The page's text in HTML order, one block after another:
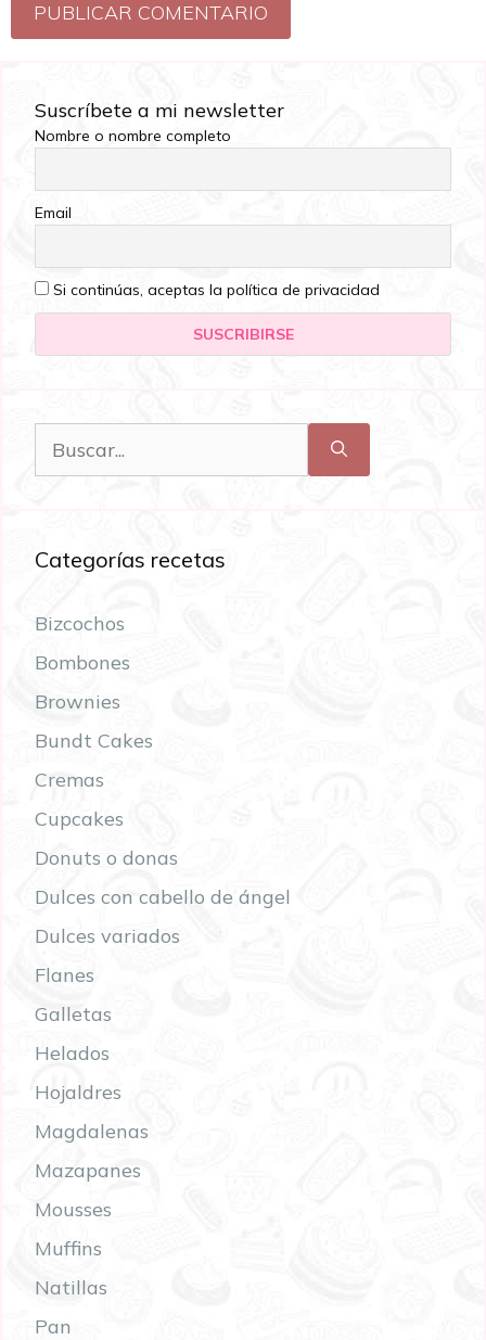
Suscríbete a mi newsletter
Nombre o nombre completo
Email
Si continúas, aceptas la política de privacidad
Categorías recetas
Bizcochos
Bombones
Brownies
Bundt Cakes
Cremas
Cupcakes
Donuts o donas
Dulces con cabello de ángel
Dulces variados
Flanes
Galletas
Helados
Hojaldres
Magdalenas
Mazapanes
Mousses
Muffins
Natillas
Pan